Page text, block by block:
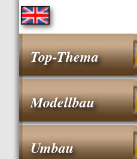
Top-Thema
Modellbau
Umbau